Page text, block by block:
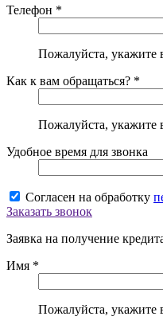
Телефон *
Пожалуйста, укажите
Как к вам обращаться? *
Пожалуйста, укажите
Удобное время для звонка
Согласен на обработку
Заказать звонок
Заявка на получение
Имя *
Пожалуйста, укажите